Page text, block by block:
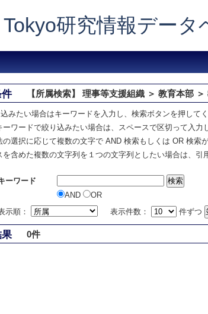
研究情報データ
【所属検索】 理事等支援組織 ＞ 教育本部
みたい場合はキーワードを入力し、検索ボタンを押して
ワードで絞り込みたい場合は、スペースで区切って入力
選択に応じて複数の文字で AND 検索もしくは OR 検索が
含めた複数の文字列を１つの文字列としたい場合は、引
ーワード
AND
OR
示順：
表示件数： 件ずつ
0件